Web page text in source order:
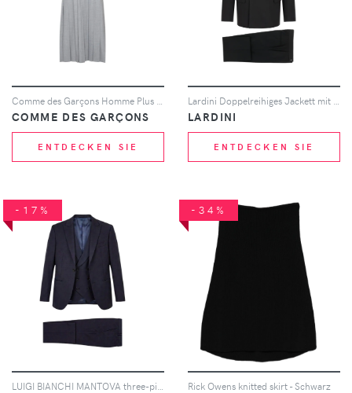
Comme des Garçons Homme Plus pleated skirt - Grau
COMME DES GARÇONS
ENTDECKEN SIE
Lardini Doppelreihiges Jackett mit Satinbesatz - Schwarz
LARDINI
ENTDECKEN SIE
-17% -34%
Rick Owens knitted skirt - Schwarz